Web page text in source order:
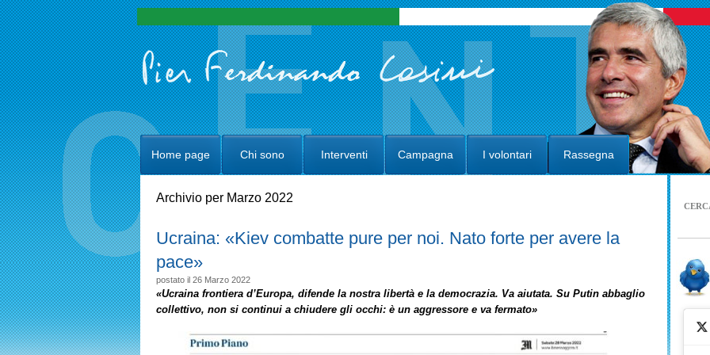
Home page Chi sono Interventi Campagna I volontari Rassegna
Archivio per Marzo 2022
Ucraina: «Kiev combatte pure per noi. Nato forte per avere la
pace»
postato il 26 Marzo 2022
«Ucraina frontiera d’Europa, difende la nostra libertà e la democrazia. Va aiutata. Su Putin abbaglio
collettivo, non si continui a chiudere gli occhi: è un aggressore e va fermato»